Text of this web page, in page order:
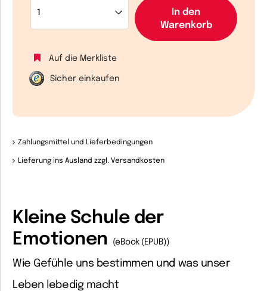
In den
Warenkorb
Auf die Merkliste
Sicher einkaufen
Zahlungsmittel und Lieferbedingungen
Lieferung ins Ausland zzgl. Versandkosten
Kleine Schule der
Emotionen
(eBook (EPUB))
Wie Gefühle uns bestimmen und was unser
Leben lebedig macht